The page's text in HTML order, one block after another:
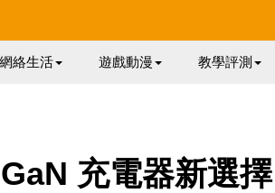
網絡生活 遊戲動漫 教學評測
充電器新選